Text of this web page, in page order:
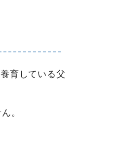
育している父
。